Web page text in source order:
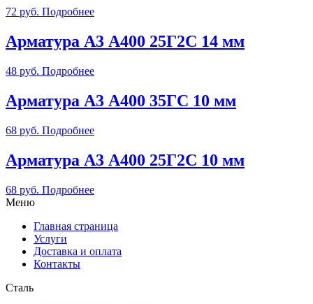
72 руб. Подробнее
Арматура А3 А400 25Г2С 14 мм
48 руб. Подробнее
Арматура А3 А400 35ГС 10 мм
68 руб. Подробнее
Арматура А3 А400 25Г2С 10 мм
68 руб. Подробнее
Меню
Главная страница
Услуги
Доставка и оплата
Контакты
Сталь